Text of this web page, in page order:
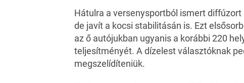
Hátulra a versenysportból ismert
de javít a kocsi stabilitásán is. Ezt
az ő autójukban ugyanis a korábbi 220
teljesítményét. A dízelest választóknak
megszelídíteniük.